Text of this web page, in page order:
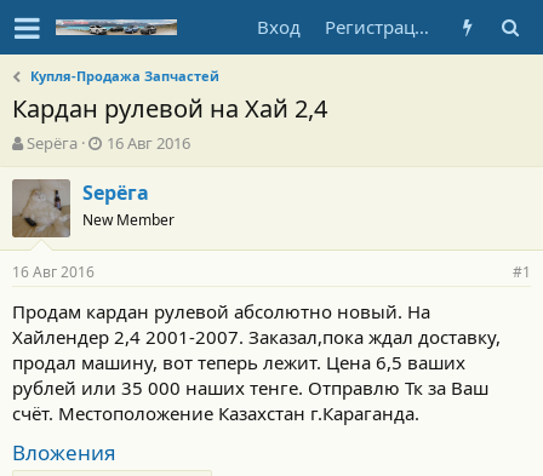
Вход Регистрация
Купля-Продажа Запчастей
Кардан рулевой на Хай 2,4
А
в
т
о
р
т
е
м
ы
Sерёга
Д
а
т
а
н
а
а
л
а
16 Авг 2016
Sерёга
New Member
16 Авг 2016 #1
Продам кардан рулевой абсолютно новый. На
Хайлендер 2,4 2001-2007. Заказал,пока ждал доставку,
продал машину, вот теперь лежит. Цена 6,5 ваших
рублей или 35 000 наших тенге. Отправлю Тк за Ваш
счёт. Местоположение Казахстан г.Караганда.
Вложения